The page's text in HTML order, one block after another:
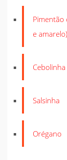
Pimentão
e amarelo)
Cebolinha
Salsinha
Orégano